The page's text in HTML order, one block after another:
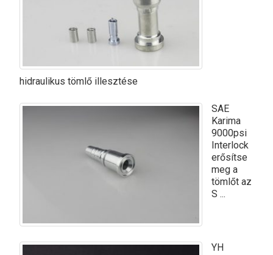
hidraulikus tömlő illesztése
SAE
Karima
9000psi
Interlock
erősítse
meg a
tömlőt az
S ...
YH